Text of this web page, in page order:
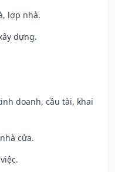
lợp nhà.
dựng.
doanh, cầu tài, khai
cửa.